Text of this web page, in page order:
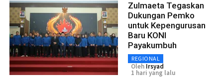
Zulmaeta Tegaskan
Dukungan Pemko
untuk Kepengurusan
Baru KONI
Payakumbuh
REGIONAL
Oleh Irsyad
1 hari yang lalu